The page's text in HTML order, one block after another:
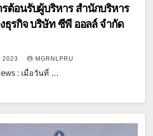
รต้อนรับผู้บริหาร สำนักบริหาร
ธุรกิจ บริษัท ซีพี ออลล์ จำกัด
2023 MGRNLPRU
: เมื่อวันที่ …